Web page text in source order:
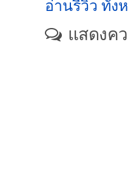
อ่านรีวิว ทั้ง
แสดงค